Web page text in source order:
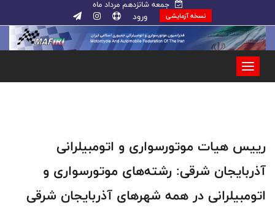
جمعه شانزدهم مرداد ماه
نسخه آزمایشی ورود
رییس هیات موتورسواری و اتومبیلرانی
آذربایجان شرقی: رشته‌های موتورسواری و
اتومبیلرانی در همه شهرهای آذربایجان شرقی